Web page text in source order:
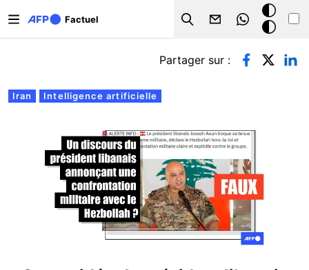
Factuel
Search
Mode
sombre
Onglets principaux
Iran Intelligence artificielle
Partager sur :